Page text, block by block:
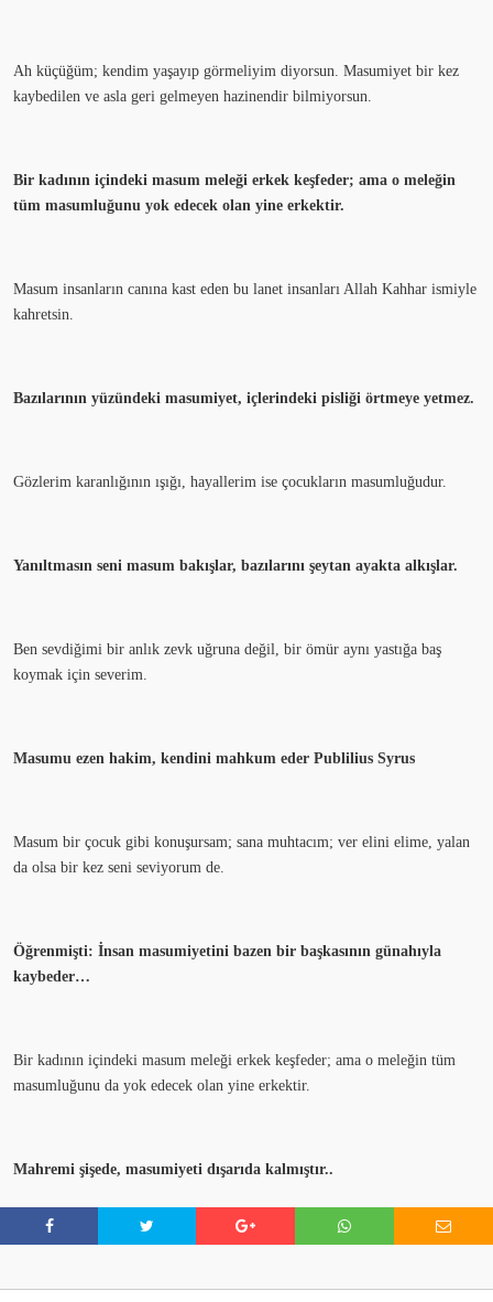
Ah küçüğüm; kendim yaşayıp görmeliyim diyorsun. Masumiyet bir kez
kaybedilen ve asla geri gelmeyen hazinendir bilmiyorsun.
Bir kadının içindeki masum meleği erkek keşfeder; ama o meleğin
tüm masumluğunu yok edecek olan yine erkektir.
Masum insanların canına kast eden bu lanet insanları Allah Kahhar ismiyle
kahretsin.
Bazılarının yüzündeki masumiyet, içlerindeki pisliği örtmeye yetmez.
Gözlerim karanlığının ışığı, hayallerim ise çocukların masumluğudur.
Yanıltmasın seni masum bakışlar, bazılarını şeytan ayakta alkışlar.
Ben sevdiğimi bir anlık zevk uğruna değil, bir ömür aynı yastığa baş
koymak için severim.
Masumu ezen hakim, kendini mahkum eder Publilius Syrus
Masum bir çocuk gibi konuşursam; sana muhtacım; ver elini elime, yalan
da olsa bir kez seni seviyorum de.
Öğrenmişti: İnsan masumiyetini bazen bir başkasının günahıyla
kaybeder…
Bir kadının içindeki masum meleği erkek keşfeder; ama o meleğin tüm
masumluğunu da yok edecek olan yine erkektir.
Mahremi şişede, masumiyeti dışarıda kalmıştır..